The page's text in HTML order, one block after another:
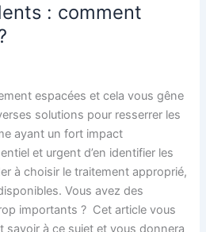
: comment
espacées et cela vous gêne
solutions pour resserrer les
ayant un fort impact
et urgent d’en identifier les
à choisir le traitement approprié,
Vous avez des
importants ? Cet article vous
savoir à ce sujet et vous donnera